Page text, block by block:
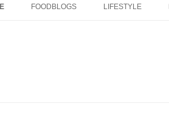
zum
FOODBLOGS LIFESTYLE